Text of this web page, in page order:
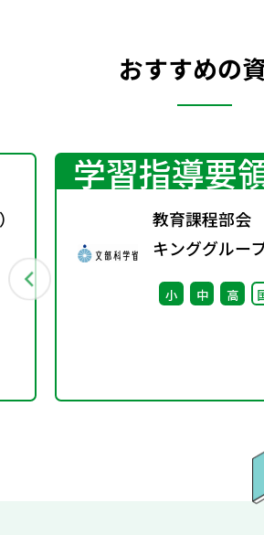
おすすめの
学習指導要
教育課程部会
キンググルー
回） 配付資
小 中 高